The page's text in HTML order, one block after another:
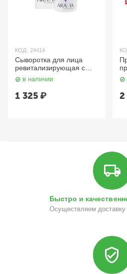
КОД: 24414
Сыворотка для лица
ревитализирующая с
лактобионовой кислотой
100 мл Aravia
в наличии
1 325₽ 2
Быстро и
Осуществляем